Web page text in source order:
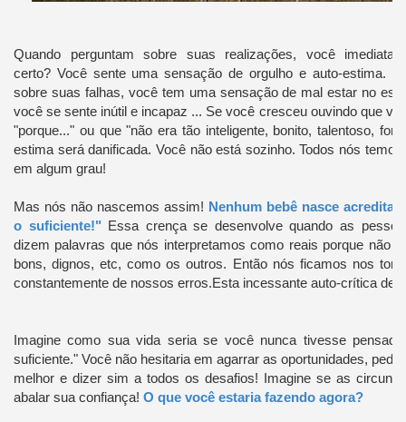
Quando perguntam sobre suas realizações, você
certo? Você sente uma sensação de orgulho e auto-estima.
sobre suas falhas, você tem uma sensação de mal estar no
você se sente inútil e incapaz ... Se você cresceu ouvindo que
"porque..." ou que "não era tão inteligente, bonito, talentoso,
estima será danificada. Você não está sozinho.Todos nós
em algum grau!
Mas nós não nascemos assim! Nenhum bebê nasce
o suficiente!" Essa crença se desenvolve quando as
dizem palavras que nós interpretamos como reais porque não
bons, dignos, etc, como os outros. Então nós ficamos nos
constantemente de nossos erros.Esta incessante auto-crítica
Imagine como sua vida seria se você nunca tivesse
suficiente." Você não hesitaria em agarrar as oportunidades,
melhor e dizer sim a todos os desafios! Imagine se as
abalar sua confiança! O que você estaria fazendo agora?